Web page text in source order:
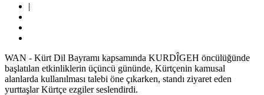
|
WAN - Kürt Dil Bayramı kapsamında KURDÎGEH öncülüğünde
başlatılan etkinliklerin üçüncü gününde, Kürtçenin kamusal
alanlarda kullanılması talebi öne çıkarken, standı ziyaret eden
yurttaşlar Kürtçe ezgiler seslendirdi.